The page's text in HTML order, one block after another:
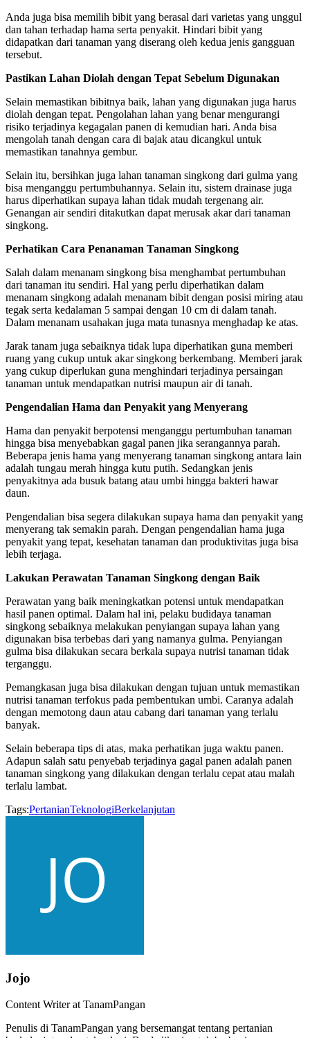
Anda juga bisa memilih bibit yang berasal dari varietas yang unggul
dan tahan terhadap hama serta penyakit. Hindari bibit yang
didapatkan dari tanaman yang diserang oleh kedua jenis gangguan
tersebut.
Pastikan Lahan Diolah dengan Tepat Sebelum Digunakan
Selain memastikan bibitnya baik, lahan yang digunakan juga harus
diolah dengan tepat. Pengolahan lahan yang benar mengurangi
risiko terjadinya kegagalan panen di kemudian hari. Anda bisa
mengolah tanah dengan cara di bajak atau dicangkul untuk
memastikan tanahnya gembur.
Selain itu, bersihkan juga lahan tanaman singkong dari gulma yang
bisa menganggu pertumbuhannya. Selain itu, sistem drainase juga
harus diperhatikan supaya lahan tidak mudah tergenang air.
Genangan air sendiri ditakutkan dapat merusak akar dari tanaman
singkong.
Perhatikan Cara Penanaman Tanaman Singkong
Salah dalam menanam singkong bisa menghambat pertumbuhan
dari tanaman itu sendiri. Hal yang perlu diperhatikan dalam
menanam singkong adalah menanam bibit dengan posisi miring atau
tegak serta kedalaman 5 sampai dengan 10 cm di dalam tanah.
Dalam menanam usahakan juga mata tunasnya menghadap ke atas.
Jarak tanam juga sebaiknya tidak lupa diperhatikan guna memberi
ruang yang cukup untuk akar singkong berkembang. Memberi jarak
yang cukup diperlukan guna menghindari terjadinya persaingan
tanaman untuk mendapatkan nutrisi maupun air di tanah.
Pengendalian Hama dan Penyakit yang Menyerang
Hama dan penyakit berpotensi menganggu pertumbuhan tanaman
hingga bisa menyebabkan gagal panen jika serangannya parah.
Beberapa jenis hama yang menyerang tanaman singkong antara lain
adalah tungau merah hingga kutu putih. Sedangkan jenis
penyakitnya ada busuk batang atau umbi hingga bakteri hawar
daun.
Pengendalian bisa segera dilakukan supaya hama dan penyakit yang
menyerang tak semakin parah. Dengan pengendalian hama juga
penyakit yang tepat, kesehatan tanaman dan produktivitas juga bisa
lebih terjaga.
Lakukan Perawatan Tanaman Singkong dengan Baik
Perawatan yang baik meningkatkan potensi untuk mendapatkan
hasil panen optimal. Dalam hal ini, pelaku budidaya tanaman
singkong sebaiknya melakukan penyiangan supaya lahan yang
digunakan bisa terbebas dari yang namanya gulma. Penyiangan
gulma bisa dilakukan secara berkala supaya nutrisi tanaman tidak
terganggu.
Pemangkasan juga bisa dilakukan dengan tujuan untuk memastikan
nutrisi tanaman terfokus pada pembentukan umbi. Caranya adalah
dengan memotong daun atau cabang dari tanaman yang terlalu
banyak.
Selain beberapa tips di atas, maka perhatikan juga waktu panen.
Adapun salah satu penyebab terjadinya gagal panen adalah panen
tanaman singkong yang dilakukan dengan terlalu cepat atau malah
terlalu lambat.
Tags:PertanianTeknologiBerkelanjutan
Jojo
Content Writer at TanamPangan
Penulis di TanamPangan yang bersemangat tentang pertanian